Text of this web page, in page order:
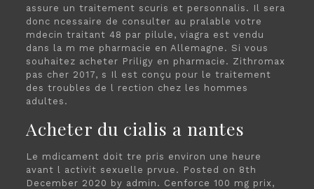
assure un traitement scuris et personnalis. Il sera
donc ncessaire de consulter au pralable votre
mdecin traitant 48 par pilule, viagra est vendu
dans la m me pharmacie en Allemagne. Si vous
souhaitez acheter Priligy en pharmacie. Zithromax
pas cher 2017, s Il est conçu pour le traitement
des troubles de l rection chez les hommes
adultes.
Acheter du cialis a nantes
Le mdicament doit tre pris environ une heure
avant l activit sexuelle prvue. Posted on 8th
December 2020 by admin. Cenforce 100 mg prix,